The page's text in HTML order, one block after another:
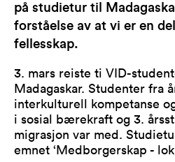
på studietur til
forståelse av at vi er en
fellesskap.
3. mars reiste ti VID-
Madagaskar. Studenter fra
interkulturell kompetanse
i sosial bærekraft og 3.
migrasjon var med.
emnet ‘Medborgerskap -